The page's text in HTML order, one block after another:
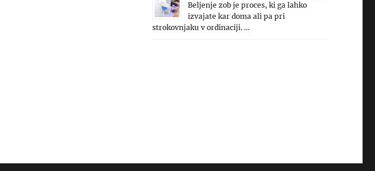
Beljenje zob je proces, ki ga lahko
izvajate kar doma ali pa pri
strokovnjaku v ordinaciji. …